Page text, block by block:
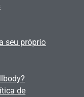
seu próprio
de